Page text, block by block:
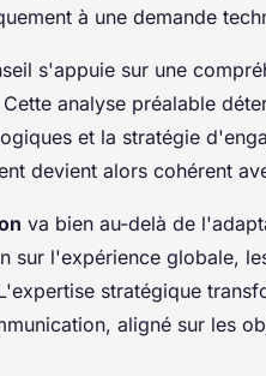
à une demande
s'appuie sur une
analyse préalable
et la stratégie
devient alors cohérent
va bien au-delà de
sur l'expérience globale,
stratégique
aligné sur les